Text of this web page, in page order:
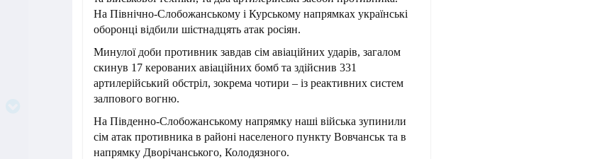
На Північно-Слобожанському і Курському напрямках українські
оборонці відбили шістнадцять атак росіян.
Минулої доби противник завдав сім авіаційних ударів, загалом
скинув 17 керованих авіаційних бомб та здійснив 331
артилерійський обстріл, зокрема чотири – із реактивних систем
залпового вогню.
На Південно-Слобожанському напрямку наші війська зупинили
сім атак противника в районі населеного пункту Вовчанськ та в
напрямку Дворічанського, Колодязного.